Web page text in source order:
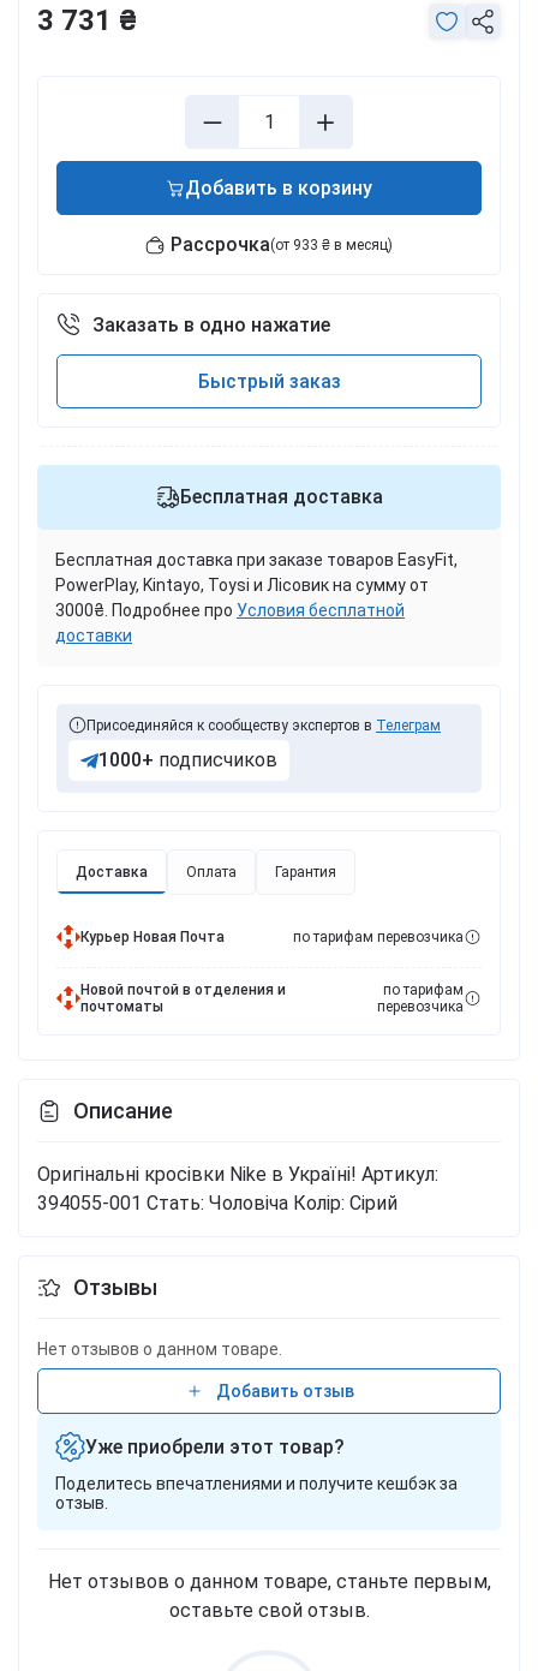
Доставка Оплата Гарантия
Курьер Новая Почта по тарифам перевозчика
Новой почтой в отделения и
почтоматы
по тарифам
перевозчика
3 731 ₴
Добавить в корзину
Рассрочка(от 933 ₴ в месяц)
Заказать в одно нажатие
Быстрый заказ
Бесплатная доставка
Бесплатная доставка при заказе товаров EasyFit,
PowerPlay, Kintayo, Toysi и Лісовик на сумму от
3000₴. Подробнее про Условия бесплатной
доставки
Присоединяйся к сообществу экспертов в Телеграм
1000+ подписчиков
Описание
Оригінальні кросівки Nike в Україні! Артикул:
394055-001 Стать: Чоловіча Колір: Сірий
Отзывы
Нет отзывов о данном товаре.
Добавить отзыв
Уже приобрели этот товар?
Поделитесь впечатлениями и получите кешбэк за
отзыв.
Нет отзывов о данном товаре, станьте первым,
оставьте свой отзыв.